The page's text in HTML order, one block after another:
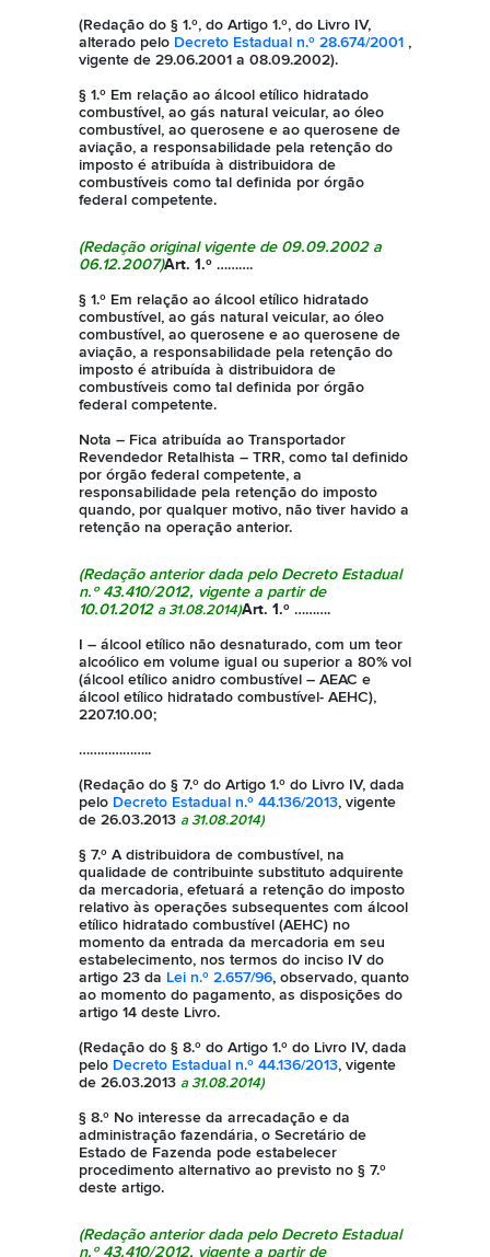
(Redação do § 1.º, do Artigo 1.º, do Livro IV,
alterado pelo Decreto Estadual n.º 28.674/2001 ,
vigente de 29.06.2001 a 08.09.2002).
§ 1.º Em relação ao álcool etílico hidratado
combustível, ao gás natural veicular, ao óleo
combustível, ao querosene e ao querosene de
aviação, a responsabilidade pela retenção do
imposto é atribuída à distribuidora de
combustíveis como tal definida por órgão
federal competente.
(Redação original vigente de 09.09.2002 a
06.12.2007)Art. 1.º ……….
§ 1.º Em relação ao álcool etílico hidratado
combustível, ao gás natural veicular, ao óleo
combustível, ao querosene e ao querosene de
aviação, a responsabilidade pela retenção do
imposto é atribuída à distribuidora de
combustíveis como tal definida por órgão
federal competente.
Nota – Fica atribuída ao Transportador
Revendedor Retalhista – TRR, como tal definido
por órgão federal competente, a
responsabilidade pela retenção do imposto
quando, por qualquer motivo, não tiver havido a
retenção na operação anterior.
(Redação anterior dada pelo Decreto Estadual
n.º 43.410/2012, vigente a partir de
10.01.2012 a 31.08.2014)Art. 1.º ……….
I – álcool etílico não desnaturado, com um teor
alcoólico em volume igual ou superior a 80% vol
(álcool etílico anidro combustível – AEAC e
álcool etílico hidratado combustível- AEHC),
2207.10.00;
………………..
(Redação do § 7.º do Artigo 1.º do Livro IV, dada
pelo Decreto Estadual n.º 44.136/2013, vigente
de 26.03.2013 a 31.08.2014)
§ 7.º A distribuidora de combustível, na
qualidade de contribuinte substituto adquirente
da mercadoria, efetuará a retenção do imposto
relativo às operações subsequentes com álcool
etílico hidratado combustível (AEHC) no
momento da entrada da mercadoria em seu
estabelecimento, nos termos do inciso IV do
artigo 23 da Lei n.º 2.657/96, observado, quanto
ao momento do pagamento, as disposições do
artigo 14 deste Livro.
(Redação do § 8.º do Artigo 1.º do Livro IV, dada
pelo Decreto Estadual n.º 44.136/2013, vigente
de 26.03.2013 a 31.08.2014)
§ 8.º No interesse da arrecadação e da
administração fazendária, o Secretário de
Estado de Fazenda pode estabelecer
procedimento alternativo ao previsto no § 7.º
deste artigo.
(Redação anterior dada pelo Decreto Estadual
n.º 43.410/2012, vigente a partir de